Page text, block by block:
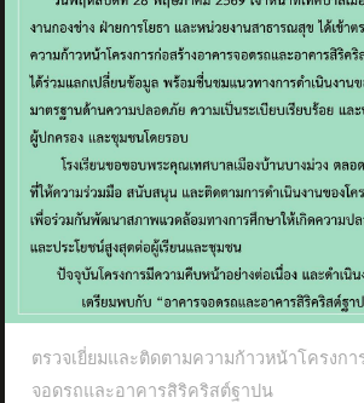
ตรวจเยี่ยมและติดตามความก้าวหน้าโครงกา
จอดรถและอาคารสิริคริสต์ฐาปน